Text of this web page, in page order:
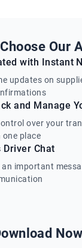
Our
with Instant
updates on
and Manage
over your
one place
Driver Chat
an important
Now